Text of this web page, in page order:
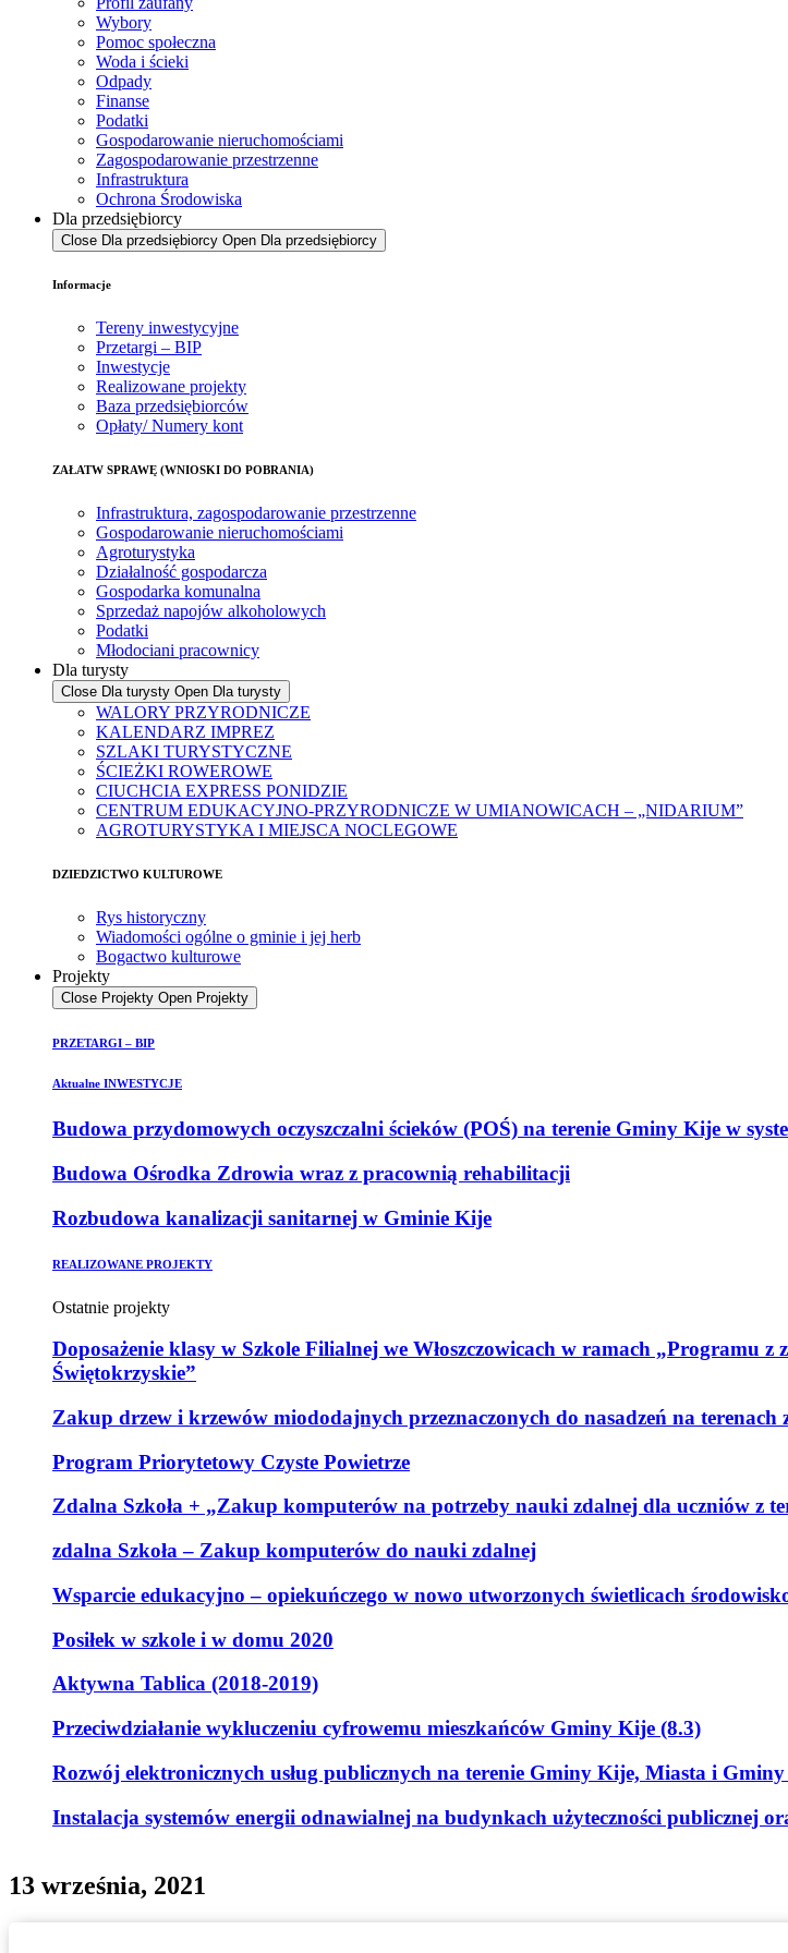
Wybory
Pomoc społeczna
Woda i ścieki
Odpady
Finanse
Podatki
Gospodarowanie nieruchomościami
Zagospodarowanie przestrzenne
Infrastruktura
Ochrona Środowiska
Dla przedsiębiorcy
Close Dla przedsiębiorcy Open Dla przedsiębiorcy
Informacje
Tereny inwestycyjne
Przetargi – BIP
Inwestycje
Realizowane projekty
Baza przedsiębiorców
Opłaty/ Numery kont
ZAŁATW SPRAWĘ (WNIOSKI DO POBRANIA)
Infrastruktura, zagospodarowanie przestrzenne
Gospodarowanie nieruchomościami
Agroturystyka
Działalność gospodarcza
Gospodarka komunalna
Sprzedaż napojów alkoholowych
Podatki
Młodociani pracownicy
Dla turysty
Close Dla turysty Open Dla turysty
WALORY PRZYRODNICZE
KALENDARZ IMPREZ
SZLAKI TURYSTYCZNE
ŚCIEŻKI ROWEROWE
CIUCHCIA EXPRESS PONIDZIE
CENTRUM EDUKACYJNO-PRZYRODNICZE W UMIANOWICACH – „NIDARIUM”
AGROTURYSTYKA I MIEJSCA NOCLEGOWE
DZIEDZICTWO KULTUROWE
Rys historyczny
Wiadomości ogólne o gminie i jej herb
Bogactwo kulturowe
Projekty
Close Projekty Open Projekty
PRZETARGI – BIP
Aktualne INWESTYCJE
Budowa przydomowych oczyszczalni ścieków (POŚ) na terenie Gminy Kije w
Budowa Ośrodka Zdrowia wraz z pracownią rehabilitacji
Rozbudowa kanalizacji sanitarnej w Gminie Kije
REALIZOWANE PROJEKTY
Ostatnie projekty
Doposażenie klasy w Szkole Filialnej we Włoszczowicach w ramach „Programu
Świętokrzyskie”
Zakup drzew i krzewów miododajnych przeznaczonych do nasadzeń na
Program Priorytetowy Czyste Powietrze
Zdalna Szkoła + „Zakup komputerów na potrzeby nauki zdalnej dla uczniów z
zdalna Szkoła – Zakup komputerów do nauki zdalnej
Wsparcie edukacyjno – opiekuńczego w nowo utworzonych świetlicach
Posiłek w szkole i w domu 2020
Aktywna Tablica (2018-2019)
Przeciwdziałanie wykluczeniu cyfrowemu mieszkańców Gminy Kije (8.3)
Rozwój elektronicznych usług publicznych na terenie Gminy Kije, Miasta i
Instalacja systemów energii odnawialnej na budynkach użyteczności publicznej
13 września, 2021